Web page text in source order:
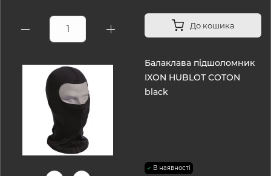
До кошика
Балаклава підшоломник
IXON HUBLOT COTON
black
В наявності